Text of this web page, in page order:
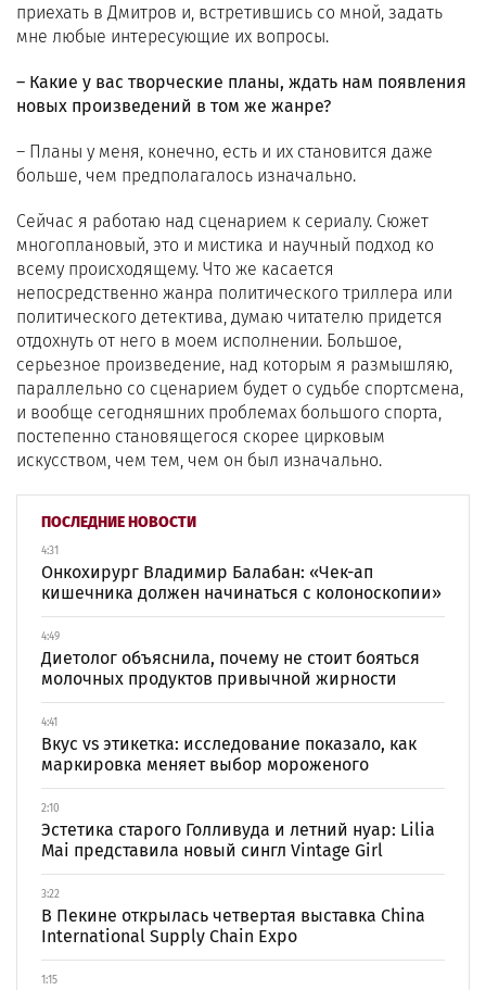
ПОСЛЕДНИЕ НОВОСТИ
4:31
Онкохирург Владимир Балабан: «Чек-ап
кишечника должен начинаться с колоноскопии»
4:49
Диетолог объяснила, почему не стоит бояться
молочных продуктов привычной жирности
4:41
Вкус vs этикетка: исследование показало, как
маркировка меняет выбор мороженого
2:10
Эстетика старого Голливуда и летний нуар: Lilia
Mai представила новый сингл Vintage Girl
3:22
В Пекине открылась четвертая выставка China
International Supply Chain Expo
1:15
приехать в Дмитров и, встретившись со мной, задать
мне любые интересующие их вопросы.
– Какие у вас творческие планы, ждать нам появления
новых произведений в том же жанре?
– Планы у меня, конечно, есть и их становится даже
больше, чем предполагалось изначально.
Сейчас я работаю над сценарием к сериалу. Сюжет
многоплановый, это и мистика и научный подход ко
всему происходящему. Что же касается
непосредственно жанра политического триллера или
политического детектива, думаю читателю придется
отдохнуть от него в моем исполнении. Большое,
серьезное произведение, над которым я размышляю,
параллельно со сценарием будет о судьбе спортсмена,
и вообще сегодняшних проблемах большого спорта,
постепенно становящегося скорее цирковым
искусством, чем тем, чем он был изначально.